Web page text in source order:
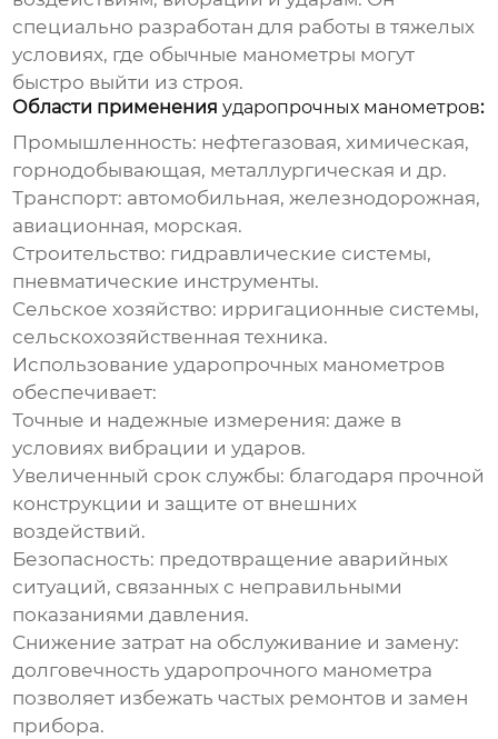
специально разработан для работы в тяжелых
условиях, где обычные манометры могут
быстро выйти из строя.
Области примененияударопрочных манометров:
Промышленность: нефтегазовая, химическая,
горнодобывающая, металлургическая и др.
Транспорт: автомобильная, железнодорожная,
авиационная, морская.
Строительство: гидравлические системы,
пневматические инструменты.
Сельское хозяйство: ирригационные системы,
сельскохозяйственная техника.
Использованиеударопрочных манометров
обеспечивает:
Точные и надежные измерения: даже в
условиях вибрации и ударов.
Увеличенный срок службы: благодаря прочной
конструкции и защите от внешних
воздействий.
Безопасность: предотвращение аварийных
ситуаций, связанных с неправильными
показаниями давления.
Снижение затрат на обслуживание и замену:
долговечностьударопрочного манометра
позволяет избежать частых ремонтов и замен
прибора.